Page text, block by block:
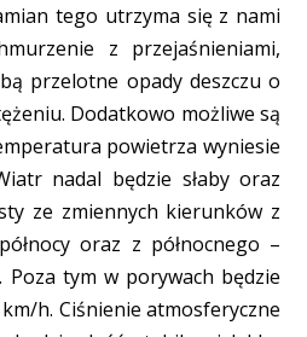
tego utrzyma się z nami
z przejaśnieniami,
przelotne opady deszczu o
Dodatkowo możliwe są
powietrza wyniesie
nadal będzie słaby oraz
ze zmiennych kierunków z
oraz z północnego –
Poza tym w porywach będzie
h. Ciśnienie atmosferyczne